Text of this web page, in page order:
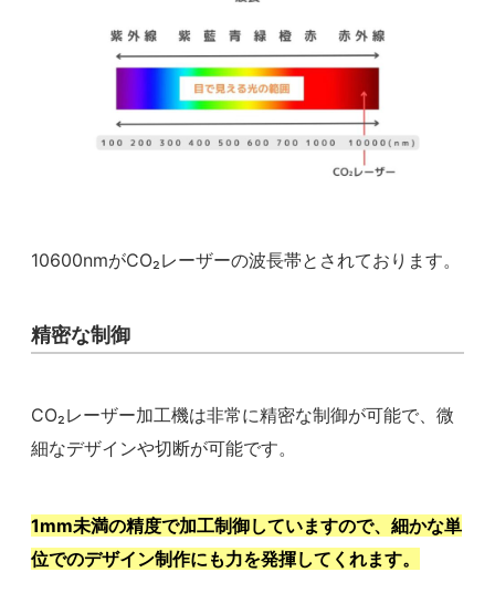
10600nmがCO₂レーザーの波長帯とされております。
精密な制御
CO₂レーザー加工機は非常に精密な制御が可能で、微
細なデザインや切断が可能です。
1mm未満の精度で加工制御していますので、細かな単
位でのデザイン制作にも力を発揮してくれます。